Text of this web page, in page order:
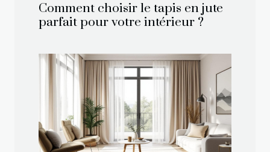
Comment choisir le tapis en jute
parfait pour votre intérieur ?